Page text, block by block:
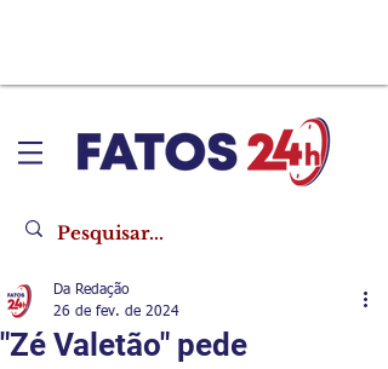
"Zé Valetão" pede
Da Redação
26 de fev. de 2024